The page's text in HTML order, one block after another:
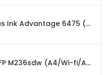
Impressora HP DeskJet Plus Ink Advantage 6475 (A4/All-in-One)
Impressora HP LaserJet MFP M236sdw (A4/Wi-fi/All-in-One)